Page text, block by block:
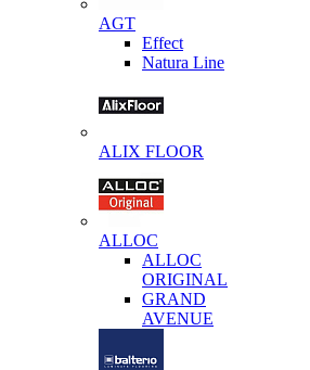
AGT
Effect
Natura Line
ALIX FLOOR
ALLOC
ALLOC
ORIGINAL
GRAND
AVENUE